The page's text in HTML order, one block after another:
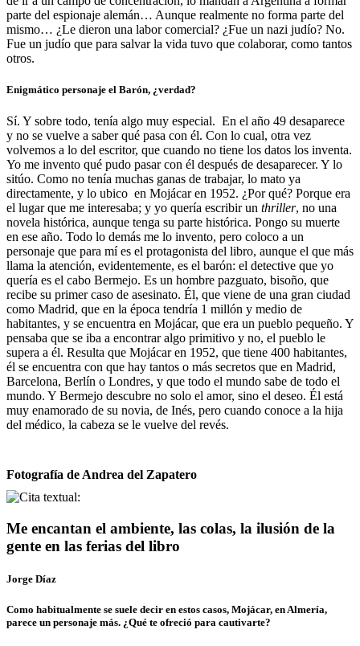
parte del espionaje alemán… Aunque realmente no forma parte del
mismo… ¿Le dieron una labor comercial? ¿Fue un nazi judío? No.
Fue un judío que para salvar la vida tuvo que colaborar, como tantos
otros.
Enigmático personaje el Barón, ¿verdad?
Sí. Y sobre todo, tenía algo muy especial. En el año 49 desaparece
y no se vuelve a saber qué pasa con él. Con lo cual, otra vez
volvemos a lo del escritor, que cuando no tiene los datos los inventa.
Yo me invento qué pudo pasar con él después de desaparecer. Y lo
sitúo. Como no tenía muchas ganas de trabajar, lo mato ya
directamente, y lo ubico en Mojácar en 1952. ¿Por qué? Porque era
el lugar que me interesaba; y yo quería escribir un thriller, no una
novela histórica, aunque tenga su parte histórica. Pongo su muerte
en ese año. Todo lo demás me lo invento, pero coloco a un
personaje que para mí es el protagonista del libro, aunque el que más
llama la atención, evidentemente, es el barón: el detective que yo
quería es el cabo Bermejo. Es un hombre pazguato, bisoño, que
recibe su primer caso de asesinato. Él, que viene de una gran ciudad
como Madrid, que en la época tendría 1 millón y medio de
habitantes, y se encuentra en Mojácar, que era un pueblo pequeño. Y
pensaba que se iba a encontrar algo primitivo y no, el pueblo le
supera a él. Resulta que Mojácar en 1952, que tiene 400 habitantes,
él se encuentra con que hay tantos o más secretos que en Madrid,
Barcelona, Berlín o Londres, y que todo el mundo sabe de todo el
mundo. Y Bermejo descubre no solo el amor, sino el deseo. Él está
muy enamorado de su novia, de Inés, pero cuando conoce a la hija
del médico, la cabeza se le vuelve del revés.
Fotografía de Andrea del Zapatero
Me encantan el ambiente, las colas, la ilusión de la
gente en las ferias del libro
Jorge Díaz
Como habitualmente se suele decir en estos casos, Mojácar, en Almería,
parece un personaje más. ¿Qué te ofreció para cautivarte?